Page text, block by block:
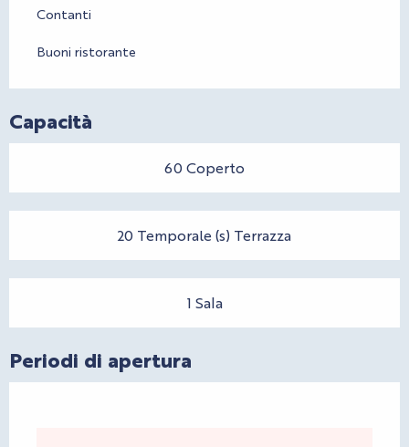
Contanti
Buoni ristorante
Capacità
60 Coperto
20 Temporale (s) Terrazza
1 Sala
Periodi di apertura